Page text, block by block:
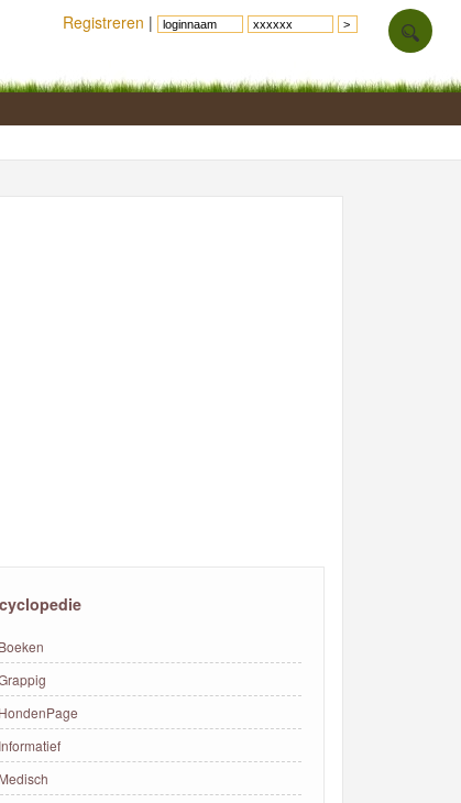
Boeken
HondenPage
Informatief
Medisch
Registreren |